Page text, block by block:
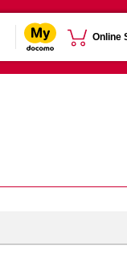
Online